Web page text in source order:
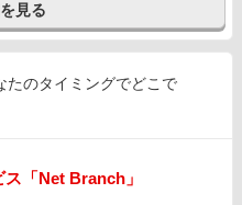
見る
たのタイミングでどこで
「Net Branch」